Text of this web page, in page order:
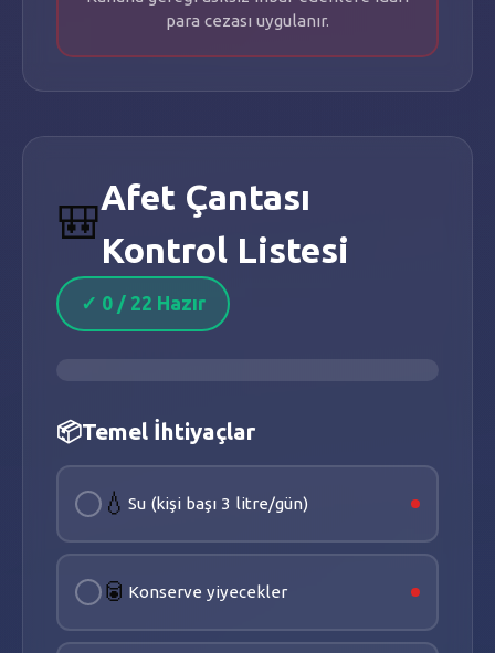
para cezası uygulanır.
🎒
Afet Çantası
Kontrol Listesi
✓ 0 / 22 Hazır
📦Temel İhtiyaçlar
💧 Su (kişi başı 3 litre/gün)
🥫 Konserve yiyecekler